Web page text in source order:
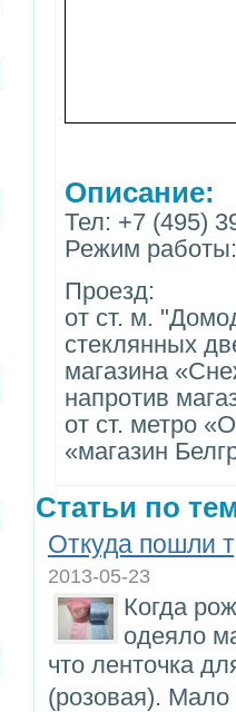
Описание:
Тел: +7 (495)
Режим
Проезд:
от ст. м.
стеклянных
магазина
напротив
от ст. метро
«магазин
Статьи по
Откуда пошли
2013-05-23
Когда
одеяло
что ленточка
(розовая). Мало